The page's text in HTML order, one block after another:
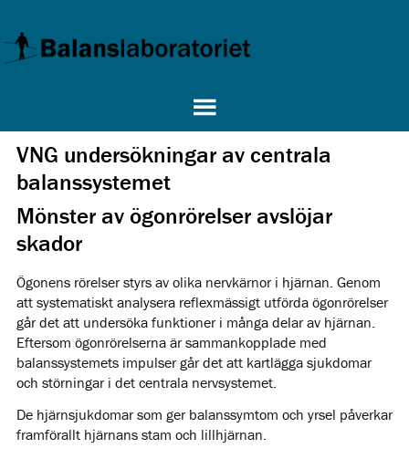
VNG undersökningar av centrala
balanssystemet
Mönster av ögonrörelser avslöjar
skador
Ögonens rörelser styrs av olika nervkärnor i hjärnan. Genom
att systematiskt analysera reflexmässigt utförda ögonrörelser
går det att undersöka funktioner i många delar av hjärnan.
Eftersom ögonrörelserna är sammankopplade med
balanssystemets impulser går det att kartlägga sjukdomar
och störningar i det centrala nervsystemet.
De hjärnsjukdomar som ger balanssymtom och yrsel påverkar
framförallt hjärnans stam och lillhjärnan.